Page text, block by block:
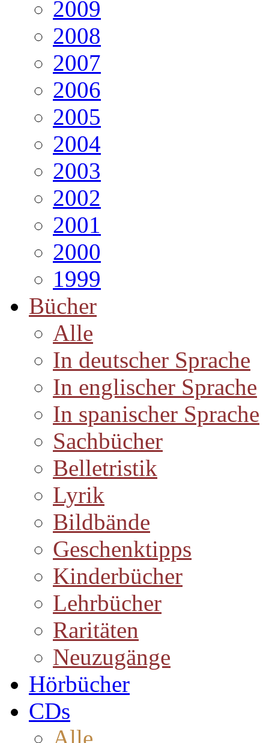
2009
2008
2007
2006
2005
2004
2003
2002
2001
2000
1999
Bücher
Alle
In deutscher Sprache
In englischer Sprache
In spanischer Sprache
Sachbücher
Belletristik
Lyrik
Bildbände
Geschenktipps
Kinderbücher
Lehrbücher
Raritäten
Neuzugänge
Hörbücher
CDs